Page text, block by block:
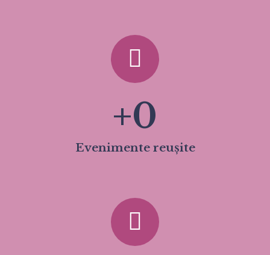
Evenimente reușite
+0